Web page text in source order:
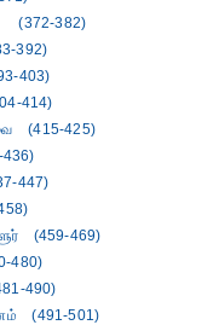
(372-382)
392)
403)
414)
(415-425)
436)
447)
(459-469)
480)
490)
(491-501)